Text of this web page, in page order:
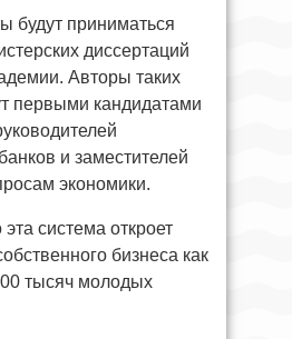
будут приниматься
диссертаций
Авторы таких
первыми кандидатами
и заместителей
экономики.
система откроет
бизнеса как
тысяч молодых